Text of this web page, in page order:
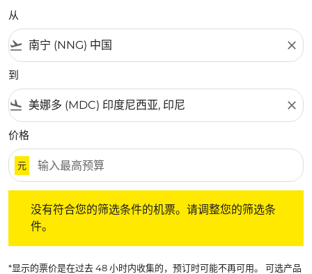
从
flight_takeoff close
到
flight_land close
价格
元
没有符合您的筛选条件的机票。请调整您的筛选条
件。
*显示的票价是在过去 48 小时内收集的，预订时可能不再可用。 可选产品